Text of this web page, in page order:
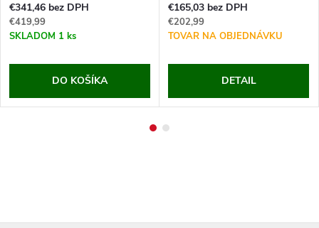
€341,46 bez DPH
€419,99
SKLADOM 1 ks
DO KOŠÍKA
€165,03 bez DPH
€202,99
TOVAR NA OBJEDNÁVKU
DETAIL